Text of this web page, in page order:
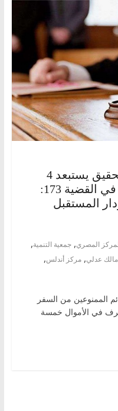
القرار السادس.. قاضي التحقيق يستبعد 4
منظمات جديدة من الاتهام في القضية 173:
المستقبل
المصري, جمعية التنمية,
مالك عدلي, مركز أندلس,
الممنوعين من السفر
في الأموال خمسة